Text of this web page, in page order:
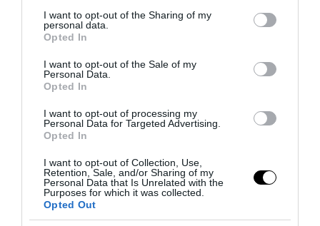
not limited to your visit or usage behaviour. You may click to
grant or deny consent to Google and its third-party tags to
use your data for below specified purposes in below Google
consent section.
I want to opt-out of the Sharing of my
personal data.
Opted In
I want to opt-out of the Sale of my
Personal Data.
Opted In
I want to opt-out of processing my
Personal Data for Targeted Advertising.
Opted In
I want to opt-out of Collection, Use,
Retention, Sale, and/or Sharing of my
Personal Data that Is Unrelated with the
Purposes for which it was collected.
Opted Out
PRONEWS.GR /ΦΑΡΜΑΚΑ
Τι συμβαίνει στο σώμα μετά τη διακοπή
των ενέσιμων φαρμάκων
αδυνατίσματος;
27.07.2026 | 17:30
ΔΙΑΔΩΣΤΕ ΤΟ ΑΡΘΡΟ